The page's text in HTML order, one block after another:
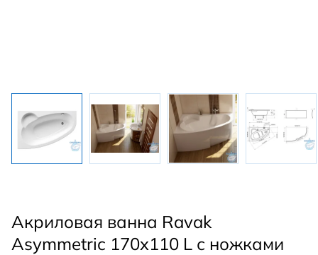
Акриловая ванна Ravak
Asymmetric 170x110 L с ножками